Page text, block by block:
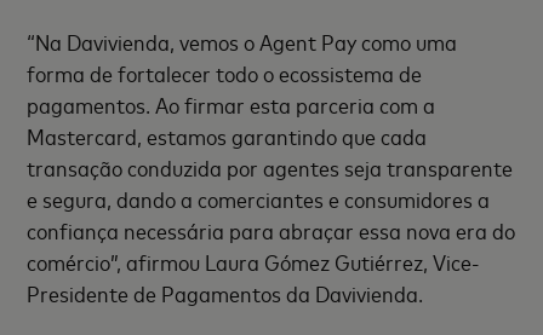
“Na Davivienda, vemos o Agent Pay como uma
forma de fortalecer todo o ecossistema de
pagamentos. Ao firmar esta parceria com a
Mastercard, estamos garantindo que cada
transação conduzida por agentes seja transparente
e segura, dando a comerciantes e consumidores a
confiança necessária para abraçar essa nova era do
comércio”, afirmou Laura Gómez Gutiérrez, Vice-
Presidente de Pagamentos da Davivienda.